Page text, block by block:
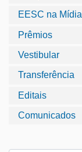
EESC na Mídia
Prêmios
Vestibular
Transferência
Editais
Comunicados